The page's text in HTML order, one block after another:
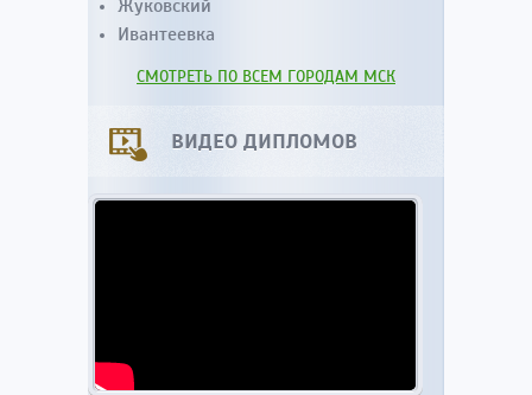
Жуковский
Ивантеевка
СМОТРЕТЬ ПО ВСЕМ ГОРОДАМ МСК
ВИДЕО ДИПЛОМОВ